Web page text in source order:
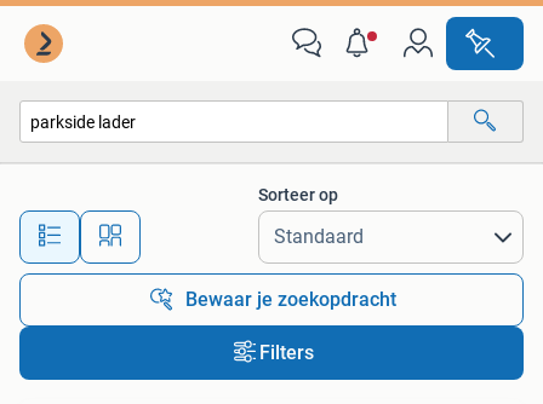
Alle afstanden…
Sorteer op
Bewaar je zoekopdracht
Filters